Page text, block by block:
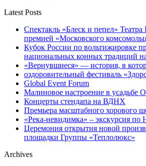
Latest Posts
Спектакль «Блеск и пепел» Театра
премией «Московского
Кубок России по вольтижировке
национальных конных традиций
«Вернувшиеся» — история, в
оздоровительный фестиваль
Global Event Forum
Малиновое настроение в усадьбе
Концерты стендапа на ВДНХ
Премьера масштабного хорового
«Река-невидимка» – экскурсия по
Церемония открытия новой
площадки Группы «Теплолюкс»
Archives